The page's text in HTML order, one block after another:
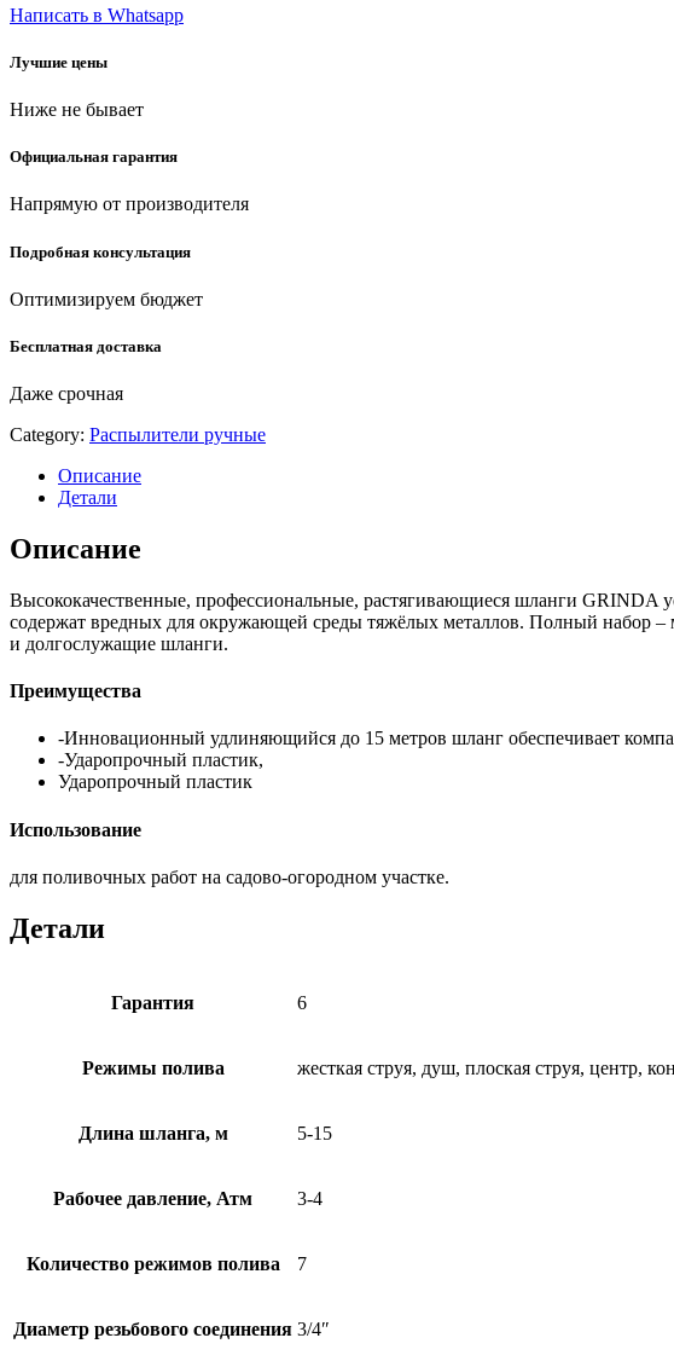
15
пистолет
коннекторы,
набор
15)
quantity
Написать в Whatsapp
Лучшие цены
Ниже не бывает
Официальная гарантия
Напрямую от производителя
Подробная консультация
Оптимизируем бюджет
Бесплатная доставка
Даже срочная
Category: Распылители ручные
Описание
Детали
Описание
Высококачественные, профессиональные, растягивающиеся шланги
содержат вредных для окружающей среды тяжёлых металлов. Полный набор
и долгослужащие шланги.
Преимущества
-Инновационный удлиняющийся до 15 метров шланг обеспечивает
-Ударопрочный пластик,
Ударопрочный пластик
Использование
для поливочных работ на садово-огородном участке.
Детали
Гарантия 6
Режимы полива жесткая струя, душ, плоская струя, центр,
Длина шланга, м 5-15
Рабочее давление, Атм 3-4
Количество режимов полива 7
Диаметр резьбового соединения 3/4″